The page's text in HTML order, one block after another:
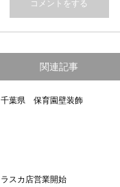
関連記事
千葉県 保育園壁装飾
ラスカ店営業開始